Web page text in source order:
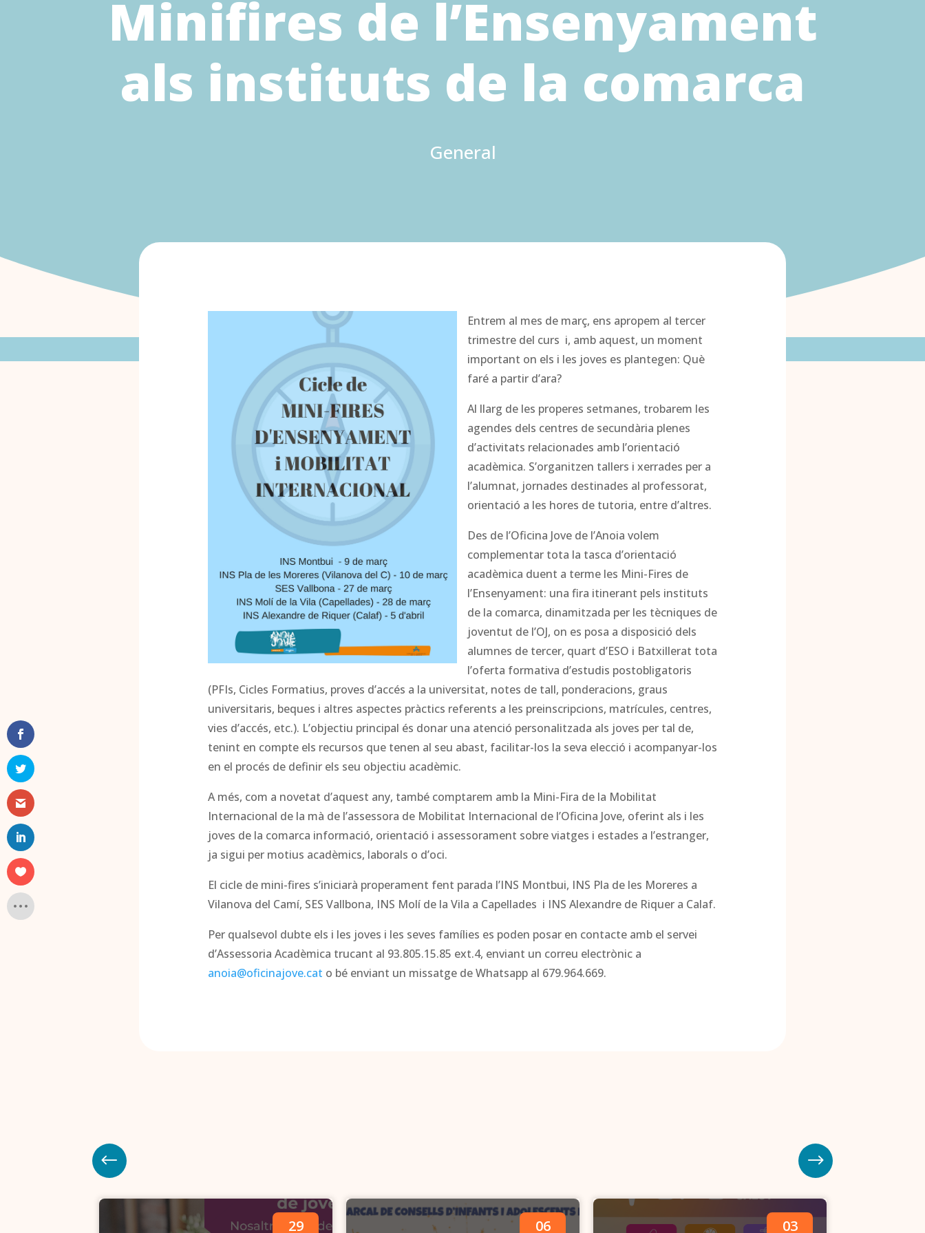
Minifires de l’Ensenyament
als instituts de la comarca
General
Entrem al mes de març, ens apropem al tercer
trimestre del curs i, amb aquest, un moment
important on els i les joves es plantegen: Què
faré a partir d’ara?
Al llarg de les properes setmanes, trobarem les
agendes dels centres de secundària plenes
d’activitats relacionades amb l’orientació
acadèmica. S’organitzen tallers i xerrades per a
l’alumnat, jornades destinades al professorat,
orientació a les hores de tutoria, entre d’altres.
Des de l’Oficina Jove de l’Anoia volem
complementar tota la tasca d’orientació
acadèmica duent a terme les Mini-Fires de
l’Ensenyament: una fira itinerant pels instituts
de la comarca, dinamitzada per les tècniques de
joventut de l’OJ, on es posa a disposició dels
alumnes de tercer, quart d’ESO i Batxillerat tota
l’oferta formativa d’estudis postobligatoris
(PFIs, Cicles Formatius, proves d’accés a la universitat, notes de tall, ponderacions, graus
universitaris, beques i altres aspectes pràctics referents a les preinscripcions, matrícules, centres,
vies d’accés, etc.). L’objectiu principal és donar una atenció personalitzada als joves per tal de,
tenint en compte els recursos que tenen al seu abast, facilitar-los la seva elecció i acompanyar-los
en el procés de definir els seu objectiu acadèmic.
A més, com a novetat d’aquest any, també comptarem amb la Mini-Fira de la Mobilitat
Internacional de la mà de l’assessora de Mobilitat Internacional de l’Oficina Jove, oferint als i les
joves de la comarca informació, orientació i assessorament sobre viatges i estades a l’estranger,
ja sigui per motius acadèmics, laborals o d’oci.
El cicle de mini-fires s’iniciarà properament fent parada l’INS Montbui, INS Pla de les Moreres a
Vilanova del Camí, SES Vallbona, INS Molí de la Vila a Capellades i INS Alexandre de Riquer a Calaf.
Per qualsevol dubte els i les joves i les seves famílies es poden posar en contacte amb el servei
d’Assessoria Acadèmica trucant al 93.805.15.85 ext.4, enviant un correu electrònic a
anoia@oficinajove.cat o bé enviant un missatge de Whatsapp al 679.964.669.
29
06
03